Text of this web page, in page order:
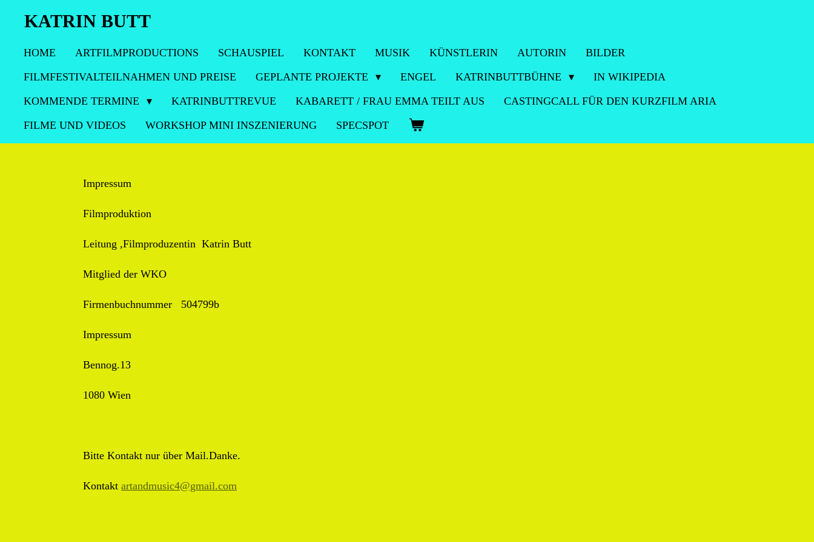
Zum
springen
KATRIN BUTT
HOME ARTFILMPRODUCTIONS SCHAUSPIEL KONTAKT MUSIK KÜNSTLERIN AUTORIN
BILDER
FILMFESTIVALTEILNAHMEN UND PREISE
GEPLANTE PROJEKTE ENGEL KATRINBUTTBÜHNE
IN WIKIPEDIA
KOMMENDE TERMINE
KATRINBUTTREVUE KABARETT / FRAU EMMA TEILT AUS
CASTINGCALL FÜR DEN KURZFILM ARIA
FILME UND VIDEOS
WORKSHOP MINI INSZENIERUNG SPECSPOT
Impressum
Filmproduktion
Leitung ,Filmproduzentin Katrin Butt
Mitglied der WKO
Firmenbuchnummer 504799b
Impressum
Bennog.13
1080 Wien
Bitte Kontakt nur über Mail.Danke.
Kontakt artandmusic4@gmail.com